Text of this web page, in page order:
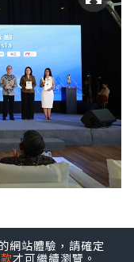
與五洲傳播
站體驗，請確定
才可繼續瀏覽。